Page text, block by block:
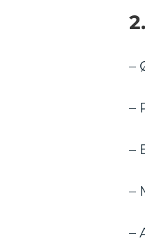
–
–
–
–
–